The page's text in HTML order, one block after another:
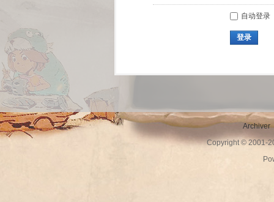
自动登录
登录
Archiver
Copyright © 2001-